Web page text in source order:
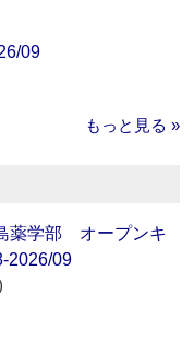
09
もっと見る »
薬学部 オープンキ
2026/09